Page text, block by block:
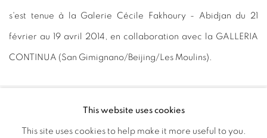
s'est tenue à la Galerie Cécile Fakhoury - Abidjan du 21
février au 19 avril 2014, en collaboration avec la GALLERIA
CONTINUA (San Gimignano/Beijing/Les Moulins).
MANAGE COOKIES
COPYRIGHT © 2026 GALERIE CÉCILE FAKHOURY
This website uses cookies
This site uses cookies to help make it more useful to you.